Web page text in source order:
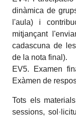
dinàmica de
l'aula) i
mitjançant
cadascuna de
de la nota final).
EV5. Examen
Exàmen de
Tots els
sessions,